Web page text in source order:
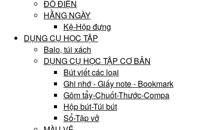
ĐỒ ĐIỆN
HẰNG NGÀY
Kệ-Hộp đựng
DỤNG CỤ HỌC TẬP
Balo, túi xách
DỤNG CỤ HỌC TẬP CƠ BẢN
Bút viết các loại
Ghi nhớ - Giấy note - Bookmark
Gôm tẩy-Chuốt-Thước-Compa
Hộp bút-Túi bút
Sổ-Tập vở